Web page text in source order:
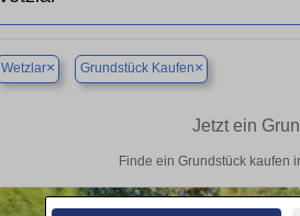
Wetzlar× Grundstück Kaufen×
Jetzt ein
Finde ein Grundstück kaufen